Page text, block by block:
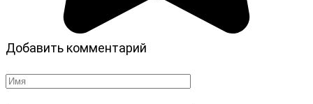
Добавить комментарий
Имя